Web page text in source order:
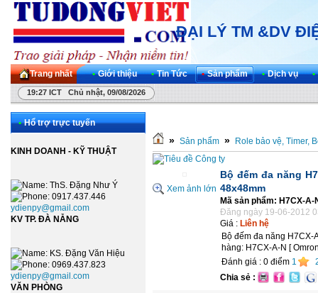
ĐẠI LÝ TM &DV
Trang nhất • Giới thiệu • Tin Tức • Sản phẩm • Dịch vụ •
19:27 ICT Chủ nhật, 09/08/2026
• Hổ trợ trực tuyến
KINH DOANH - KỸ THUẬT
: ThS. Đặng Như Ý
: 0917.437.446
ydienpy@gmail.com
KV TP. ĐÀ NẴNG
: KS. Đặng Văn Hiệu
: 0969.437.823
ydienpy@gmail.com
VĂN PHÒNG
» Sản phẩm » Role bảo vệ, Timer,
Xem ảnh lớn
Bộ đếm đa năng
48x48mm
Mã sản phẩm: H7CX-A-
Đăng ngày 19-06-2012
Giá : Liên hệ
Bộ đếm đa năng
hàng: H7CX-A-N [
Đánh giá : 0 điểm 1
Chia sẻ :